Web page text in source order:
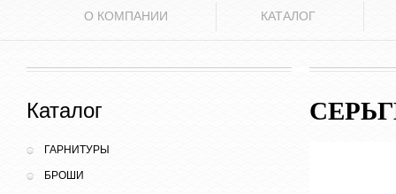
О КОМПАНИИ КАТАЛОГ
Каталог
ГАРНИТУРЫ
БРОШИ